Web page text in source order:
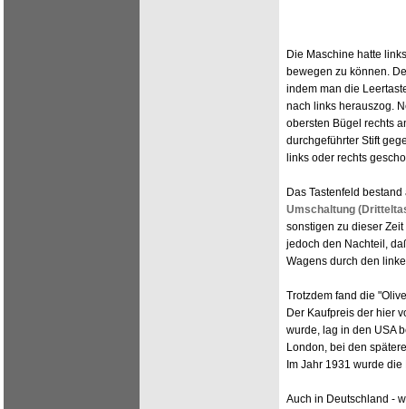
Die Maschine hatte
bewegen zu können.
indem man die
nach links herauszog.
obersten Bügel rechts
durchgeführter Stift
links oder rechts
Das Tastenfeld
Umschaltung
sonstigen zu dieser
jedoch den Nachteil,
Wagens durch den
Trotzdem fand die
Der Kaufpreis der hier
wurde, lag in den USA
London, bei den
Im Jahr 1931 wurde
Auch in Deutschland -